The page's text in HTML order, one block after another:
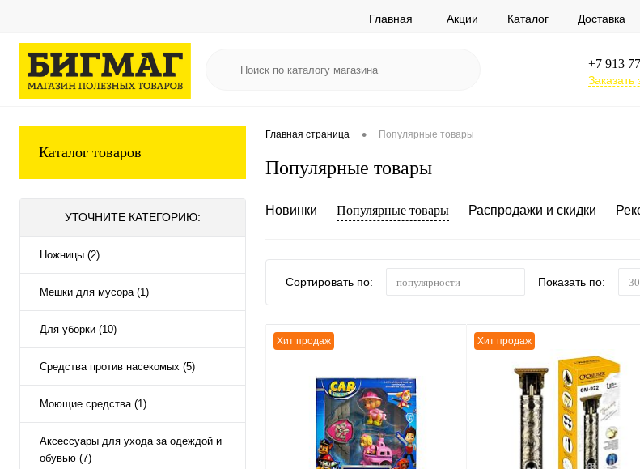
Главная Акции Каталог Доставка
+7 913
Заказать
Каталог товаров
УТОЧНИТЕ КАТЕГОРИЮ:
Ножницы (2)
Мешки для мусора (1)
Для уборки (10)
Средства против насекомых (5)
Моющие средства (1)
Аксессуары для ухода за одеждой и
обувью (7)
Главная страница • Популярные товары
Популярные товары
Новинки Популярные товары Распродажи и скидки
Сортировать по: популярности Показать по: 30
Хит продаж Хит продаж